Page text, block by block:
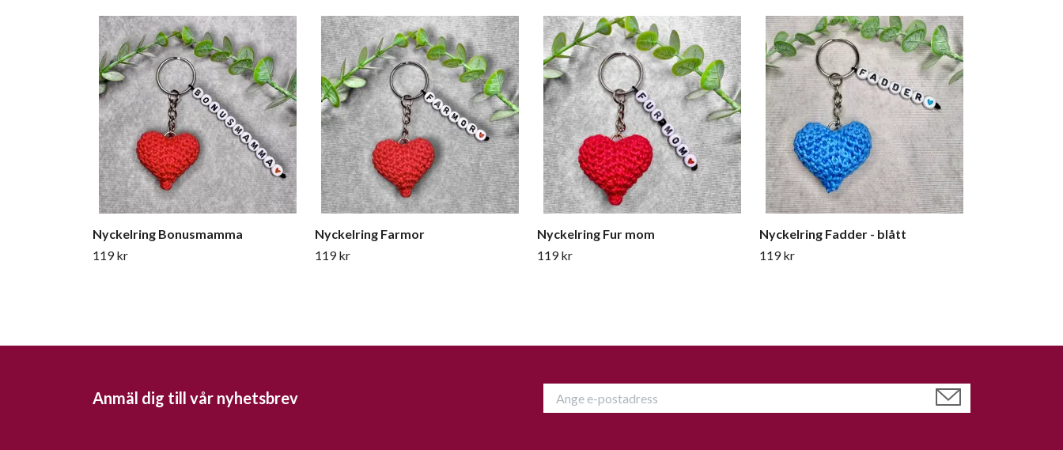
Nyckelring Bonusmamma
119 kr
Nyckelring Farmor
119 kr
Nyckelring Fur mom
119 kr
Nyckelring Fadder - blått
119 kr
Anmäl dig till vår nyhetsbrev